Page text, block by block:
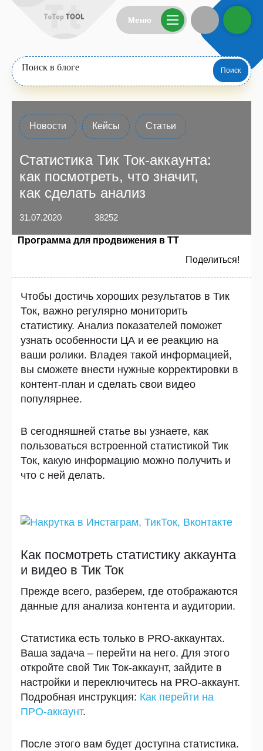
Меню
Новости Кейсы Статьи
Статистика Тик Ток-аккаунта:
как посмотреть, что значит,
как сделать анализ
31.07.2020 38252
Поделиться!
Программа для продвижения в ТТ
Чтобы достичь хороших результатов в Тик
Ток, важно регулярно мониторить
статистику. Анализ показателей поможет
узнать особенности ЦА и ее реакцию на
ваши ролики. Владея такой информацией,
вы сможете внести нужные корректировки в
контент-план и сделать свои видео
популярнее.
В сегодняшней статье вы узнаете, как
пользоваться встроенной статистикой Тик
Ток, какую информацию можно получить и
что с ней делать.
Как посмотреть статистику аккаунта
и видео в Тик Ток
Прежде всего, разберем, где отображаются
данные для анализа контента и аудитории.
Статистика есть только в PRO-аккаунтах.
Ваша задача – перейти на него. Для этого
откройте свой Тик Ток-аккаунт, зайдите в
настройки и переключитесь на PRO-аккаунт.
Подробная инструкция: Как перейти на
ПРО-аккаунт.
После этого вам будет доступна статистика.
Поиск